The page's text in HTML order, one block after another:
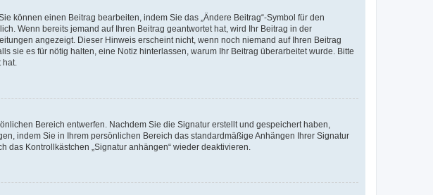
können einen Beitrag bearbeiten, indem Sie das „Ändere Beitrag“-Symbol für den
Wenn bereits jemand auf Ihren Beitrag geantwortet hat, wird Ihr Beitrag in der
angezeigt. Dieser Hinweis erscheint nicht, wenn noch niemand auf Ihren Beitrag
sie es für nötig halten, eine Notiz hinterlassen, warum Ihr Beitrag überarbeitet wurde. Bitte
Bereich entwerfen. Nachdem Sie die Signatur erstellt und gespeichert haben,
indem Sie in Ihrem persönlichen Bereich das standardmäßige Anhängen Ihrer Signatur
Kontrollkästchen „Signatur anhängen“ wieder deaktivieren.